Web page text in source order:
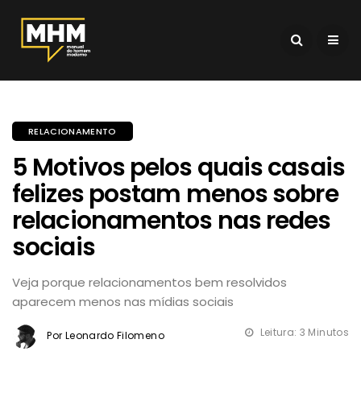
RELACIONAMENTO
5 Motivos pelos quais casais
felizes postam menos sobre
relacionamentos nas redes
sociais
Veja porque relacionamentos bem resolvidos
aparecem menos nas mídias sociais
Por Leonardo Filomeno Leitura: 3 Minutos